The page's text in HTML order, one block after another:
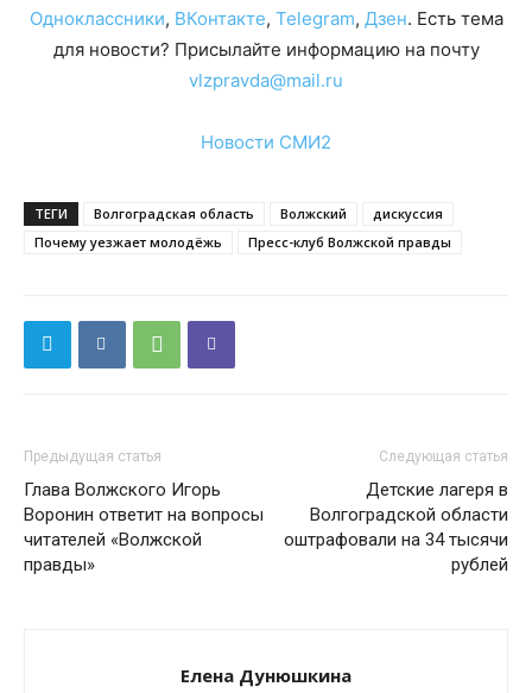
Одноклассники, ВКонтакте, Telegram, Дзен. Есть тема
для новости? Присылайте информацию на почту
vlzpravda@mail.ru
Новости СМИ2
ТЕГИ Волгоградская область Волжский
дискуссия
Почему уезжает молодёжь
Пресс-клуб Волжской правды
Предыдущая статья
Глава Волжского Игорь
Воронин ответит на вопросы
читателей «Волжской
правды»
Следующая статья
Детские лагеря в
Волгоградской области
оштрафовали на 34 тысячи
рублей
Елена Дунюшкина